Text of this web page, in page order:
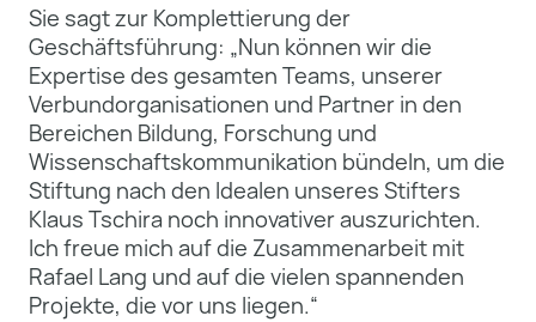
Sie sagt zur Komplettierung der
Geschäftsführung: „Nun können wir die
Expertise des gesamten Teams, unserer
Verbundorganisationen und Partner in den
Bereichen Bildung, Forschung und
Wissenschaftskommunikation bündeln, um die
Stiftung nach den Idealen unseres Stifters
Klaus Tschira noch innovativer auszurichten.
Ich freue mich auf die Zusammenarbeit mit
Rafael Lang und auf die vielen spannenden
Projekte, die vor uns liegen.“